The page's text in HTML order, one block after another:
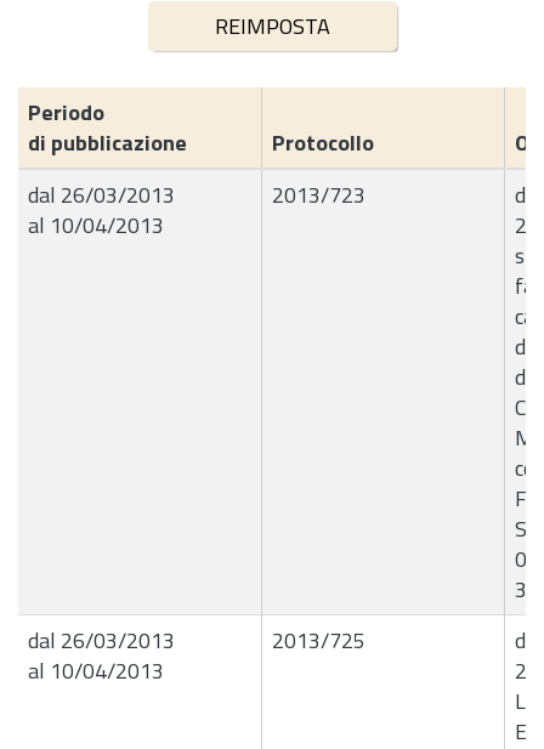
Periodo
di pubblicazione
Protocollo
dal 26/03/2013
al 10/04/2013
2013/723
dal 26/03/2013
al 10/04/2013
2013/725